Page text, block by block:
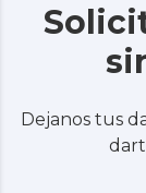
Dejanos tus